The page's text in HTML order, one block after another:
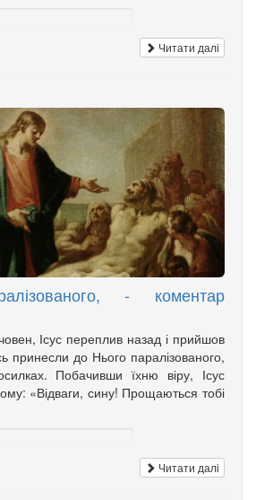
Читати далі
- коментар
Ісус переплив назад і прийшов
принесли до Нього паралізованого,
Побачивши їхню віру, Ісус
«Відваги, сину! Прощаються тобі
Читати далі